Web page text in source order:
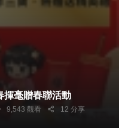
揮毫贈春聯活動
9,543 觀看 12 分享